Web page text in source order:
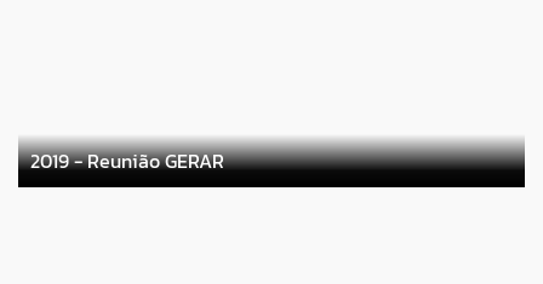
2019 - Reunião GERAR